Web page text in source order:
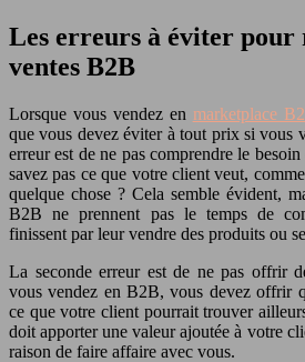
Les erreurs à éviter pour
ventes B2B
Lorsque vous vendez en marketplace
que vous devez éviter à tout prix si vous
erreur est de ne pas comprendre le
savez pas ce que votre client veut,
quelque chose ? Cela semble évident,
B2B ne prennent pas le temps de
finissent par leur vendre des produits ou
La seconde erreur est de ne pas offrir
vous vendez en B2B, vous devez offrir
ce que votre client pourrait trouver
doit apporter une valeur ajoutée à votre
raison de faire affaire avec vous.